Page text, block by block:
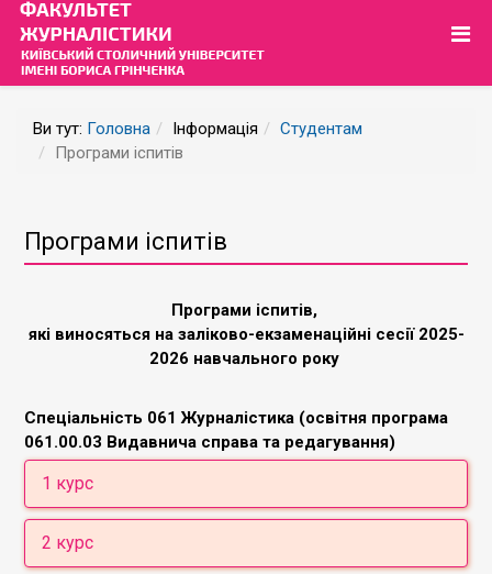
Ви тут: Головна Інформація
Студентам
Програми іспитів
Програми іспитів
Програми іспитів,
які виносяться на заліково-екзаменаційні сесії 2025-
2026 навчального року
Спеціальність 061 Журналістика (освітня програма
061.00.03 Видавнича справа та редагування)
1 курс
Основи видавничої справи та редагування
2 курс